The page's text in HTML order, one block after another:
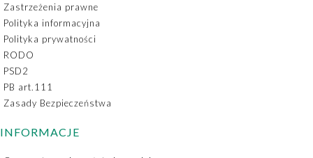
Zastrzeżenia prawne
Polityka informacyjna
Polityka prywatności
RODO
PSD2
PB art.111
Zasady Bezpieczeństwa
INFORMACJE